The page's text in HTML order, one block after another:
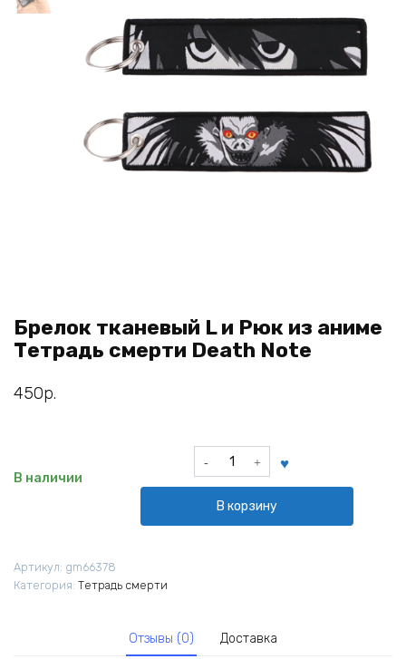
Брелок тканевый L и Рюк из аниме
Тетрадь смерти Death Note
450р.
В наличии
Количество
товара
тканевый
L
смерти
В корзину
Артикул: gm66378
Категория: Тетрадь смерти
Отзывы (0) Доставка